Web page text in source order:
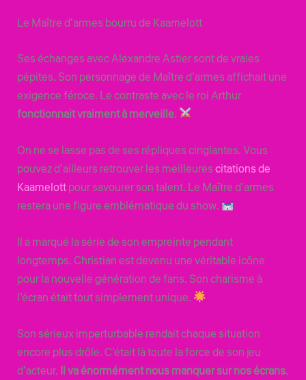
Le Maître d’armes bourru de Kaamelott
Ses échanges avec Alexandre Astier sont de vraies
pépites. Son personnage de Maître d’armes affichait une
exigence féroce. Le contraste avec le roi Arthur
fonctionnait vraiment à merveille.
On ne se lasse pas de ses répliques cinglantes. Vous
pouvez d’ailleurs retrouver les meilleurescitations de
Kaamelottpour savourer son talent. Le Maître d’armes
restera une figure emblématique du show.
Il a marqué la série de son empreinte pendant
longtemps. Christian est devenu une véritable icône
pour la nouvelle génération de fans. Son charisme à
l’écran était tout simplement unique.
Son sérieux imperturbable rendait chaque situation
encore plus drôle. C’était là toute la force de son jeu
d’acteur. Il va énormément nous manquer sur nos écrans.